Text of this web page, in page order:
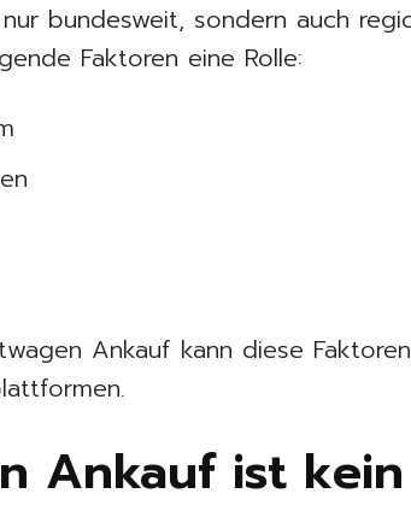
bundesweit, sondern auch
Faktoren eine Rolle:
Ankauf kann diese
Ankauf ist